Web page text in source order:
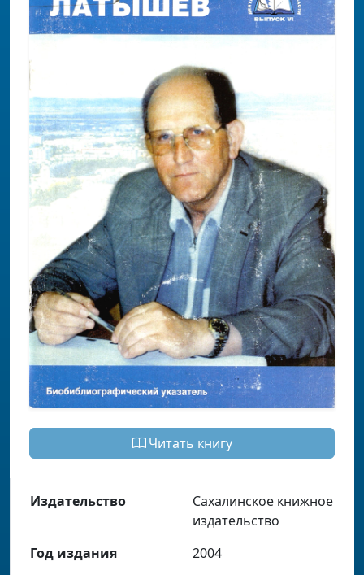
Читать книгу
Издательство
Сахалинское книжное
издательство
Год издания
2004